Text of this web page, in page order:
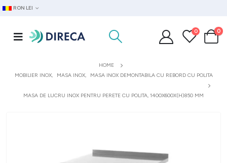
RON LEI
0 0
HOME
MOBILIER INOX, MASA INOX, MASA INOX DEMONTABILA CU REBORD CU POLITA
MASA DE LUCRU INOX PENTRU PERETE CU POLITA, 1400X600X(H)850 MM